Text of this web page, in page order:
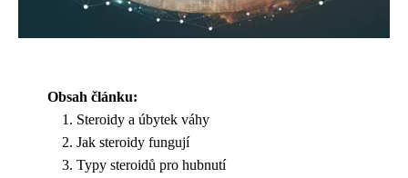
Obsah článku:
Steroidy a úbytek váhy
Jak steroidy fungují
Typy steroidů pro hubnutí